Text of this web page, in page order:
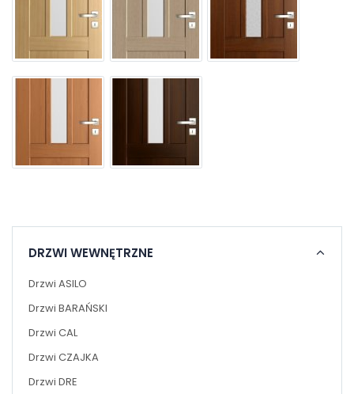
DRZWI WEWNĘTRZNE
Drzwi ASILO
Drzwi BARAŃSKI
Drzwi CAL
Drzwi CZAJKA
Drzwi DRE